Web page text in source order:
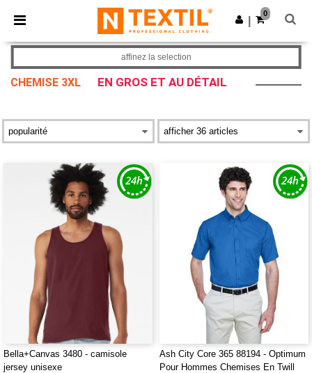
× Appli Ntextil
Meilleurs prix sur l’app !
Obtenir l'appli
0
CHEMISE 3XL EN GROS ET AU DÉTAIL
affinez la selection
Bella+Canvas 3480 - camisole
jersey unisexe
Ash City Core 365 88194 - Optimum
Pour Hommes Chemises En Twill